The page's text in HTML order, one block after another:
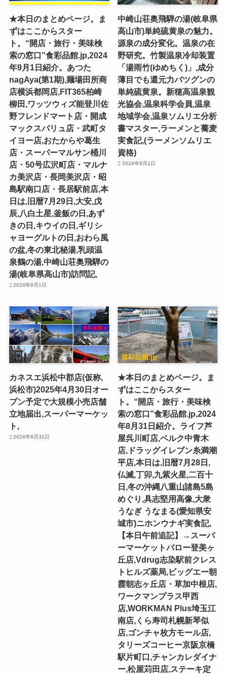
★本日のまとめページ。ま
ずはここからスター
ト。“開店・旅行・美味検
索の窓口”食彩品館.jp,2024
年9月1日紹介。あつた
nagAya(第1期),麺場田所商
店横浜都岡店,FIT365柏崎
柳田,ワッツウィズ能登川佐
野フレンドマート店・開成
マックスバリュ店・武町タ
イヨー店,おたからや葛生
店・スーパーマルサン桶川
店・50号広沢町店・マルナ
カ美沢店・長岡美沢店・昭
島駅南口店・長居駅前店,本
日は,旧暦7月29日,大安,戊
辰,八白土星,釜飯の日,あず
きの日,キウイの日,ギリシ
ャヨーグルトの日,おわら風
の盆,冬の東北秘湯,乳頭温
泉鶴の湯,中崎山荘奥飛騨の
湯(岐阜県高山市)訪問記,
2024年9月1日
中崎山荘奥飛騨の湯(岐阜県
高山市)単純硫黄泉の魅力。
源泉の成分変化。温泉の在
野研究。竹製温泉冷却装置
「湯雨竹(ゆめちく)」,成分
薄目でも還元力バツグンの
単純硫黄泉。新穂高温泉観
光協会,温泉科学会員,温泉
地域学会,温泉ソムリエ分析
書マスター,ラーメンと蕎麦
実食記,(ラーメンソムリエ
資格)
2024年9月1日
カネスエ浜松中郡店(仮称,
浜松市)2025年4月30日オー
プン予定で大規模小売店舗
立地届出,スーパーマーケッ
ト,
2024年8月31日
★本日のまとめページ。ま
ずはここからスター
ト。“開店・旅行・美味検
索の窓口”食彩品館.jp,2024
年8月31日紹介。ライフ芦
屋呉川町店,ベルク中青木
店,ドラッグイレブン糸満潮
平店,本日は,旧暦7月28日,
仏滅,丁卯,九紫火星,二百十
日,冬の沖縄八重山諸島5島
めぐり,具志堅用高像,大衆
うなぎ うなまる(愛知県安
城市)ニホンウナギ実食記,
【本日午前追記】→スーパ
ーマーケットバロー登美ヶ
丘店,Vdrug志染駅前クレス
トヒルズ薬局,ビッグエー朝
霞朝志ヶ丘店・草加中根店,
ワークマンプラス甲西
店,WORKMAN Plus埼玉江
南店,くら寿司札幌新琴似
店,ゴンチャ枚方モール店,
タリーズコーヒー京阪京橋
駅片町口,チャンカレダイナ
ー,松屋苅田店,ステーキ定